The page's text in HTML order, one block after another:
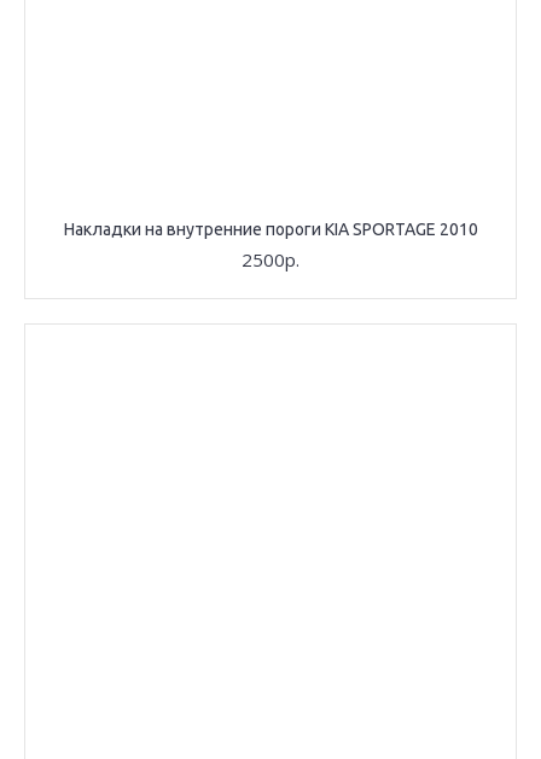
Накладки на внутренние пороги KIA SPORTAGE 2010
2500р.